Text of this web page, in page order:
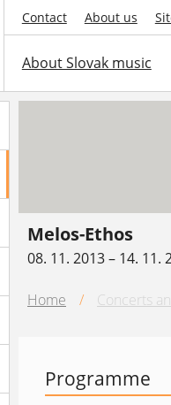
Contact About us
About Slovak music
Melos-Ethos
08. 11. 2013 – 14. 11.
Home / Concerts
Programme